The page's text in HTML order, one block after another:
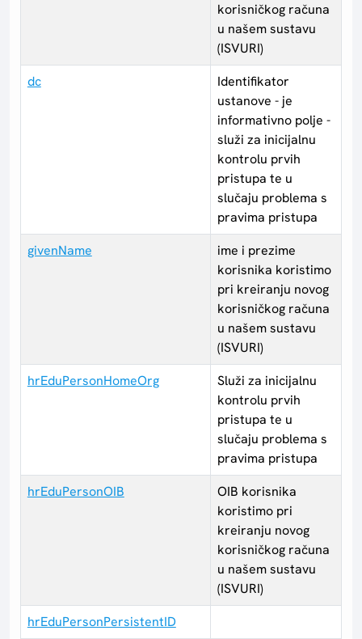
korisničkog računa
u našem sustavu
(ISVURI)
dc
Identifikator
ustanove - je
informativno polje -
služi za inicijalnu
kontrolu prvih
pristupa te u
slučaju problema s
pravima pristupa
givenName
ime i prezime
korisnika koristimo
pri kreiranju novog
korisničkog računa
u našem sustavu
(ISVURI)
hrEduPersonHomeOrg
Služi za inicijalnu
kontrolu prvih
pristupa te u
slučaju problema s
pravima pristupa
hrEduPersonOIB
OIB korisnika
koristimo pri
kreiranju novog
korisničkog računa
u našem sustavu
(ISVURI)
hrEduPersonPersistentID